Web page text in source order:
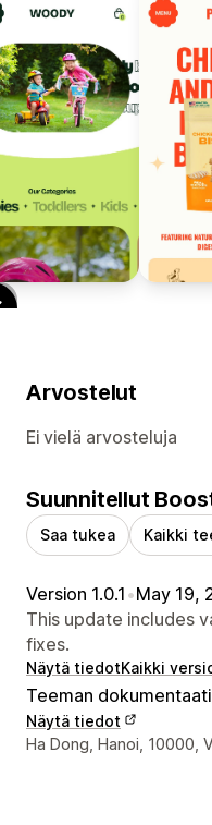
Arvostelut
Ei vielä arvosteluja
Suunnitellut
Saa tukea Kaikki
Version 1.0.1 •May 19,
This update includes
fixes.
Näytä tiedotKaikki
Teeman
Näytä tiedot
Suunnittelijan
Ha Dong, Hanoi, 10000,